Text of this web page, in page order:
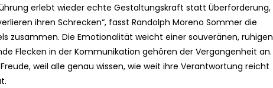
erlebt wieder echte Gestaltungskraft statt Überforderung,
ihren Schrecken“, fasst Randolph Moreno Sommer die
zusammen. Die Emotionalität weicht einer souveränen, ruhigen
Flecken in der Kommunikation gehören der Vergangenheit an.
weil alle genau wissen, wie weit ihre Verantwortung reicht